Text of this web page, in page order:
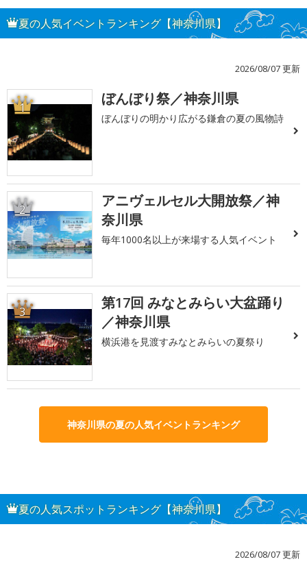
夏の人気イベントランキング【神奈川県】
2026/08/07 更新
1 ぼんぼり祭／神奈川県
ぼんぼりの明かり広がる鎌倉の夏の風物詩
2
アニヴェルセル大開放祭／神
奈川県
毎年1000名以上が来場する人気イベント
3
第17回 みなとみらい大盆踊り
／神奈川県
横浜港を見渡すみなとみらいの夏祭り
神奈川県の夏の人気イベントランキング
夏の人気スポットランキング【神奈川県】
2026/08/07 更新